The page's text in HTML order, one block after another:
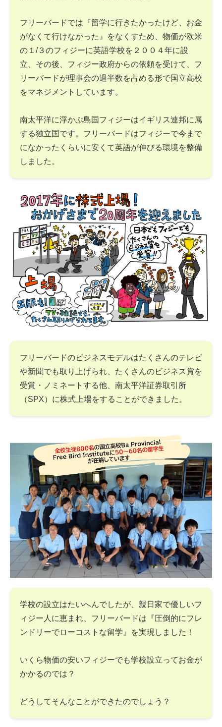
フリーバードでは『留学に行きたかったけど、お金
がなくて行けなかった』をなくすため、物価が欧米
の１/３のフィジーに英語学校を２００４年に設
立、その後、フィジー政府からの依頼を受けて、フ
リーバードが理事会の過半数を占める形で国立高校
をマネジメントしています。
南太平洋に浮かぶ島国フィジーはイギリス連邦に属
する独立国です。フリーバードはフィジーで今まで
になかったくらいに安くて英語が伸びる環境を整備
しました。
フリーバードのビジネスモデルはたくさんのテレビ
や新聞でも取り上げられ、たくさんのビジネス賞を
受賞・ノミネートする他、南太平洋証券取引所
（SPX）に株式上場をすることができました。
学校の設立はたいへんでしたが、親日家で優しいフ
ィジー人に恵まれ、フリーバードは『圧倒的にフレ
ンドリーでローコストな留学』を実現しました！
いくら物価の安いフィジーでも学校設立ってお金が
かかるのでは？
どうしてそんなことができたのでしょう？